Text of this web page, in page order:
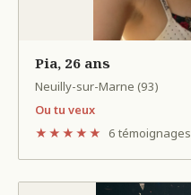
Pia, 26 ans
Neuilly-sur-Marne (93)
Ou tu veux
★★★★★
6 témoignages